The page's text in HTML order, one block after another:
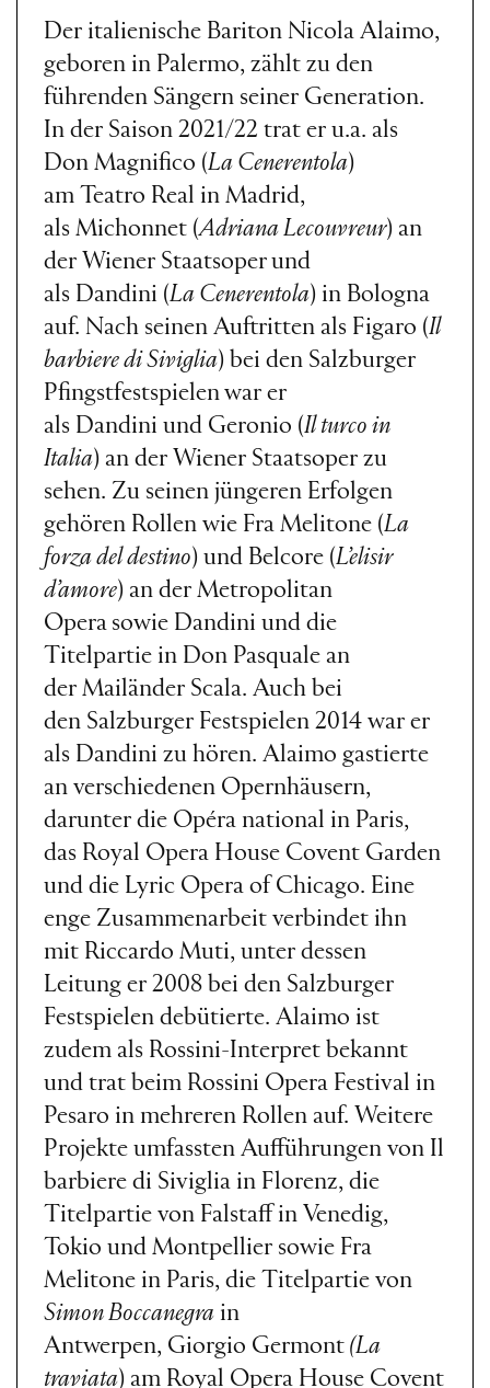
Der italienische Bariton Nicola Alaimo,
geboren in Palermo, zählt zu den
führenden Sängern seiner Generation.
In der Saison 2021/22 trat er u.a. als
Don Magnifico (La Cenerentola)
am Teatro Real in Madrid,
als Michonnet (Adriana Lecouvreur) an
der Wiener Staatsoperund
als Dandini (La Cenerentola) in Bologna
auf. Nach seinen Auftritten als Figaro (Il
barbiere di Siviglia) bei den Salzburger
Pfingstfestspielenwar er
als Dandini und Geronio (Il turco in
Italia) an der Wiener Staatsoper zu
sehen. Zu seinen jüngeren Erfolgen
gehören Rollen wie Fra Melitone (La
forza del destino) und Belcore (L’elisir
d’amore) an der Metropolitan
Opera sowie Dandini und die
Titelpartie in Don Pasquale an
der Mailänder Scala. Auch bei
den Salzburger Festspielen 2014 war er
als Dandini zu hören. Alaimo gastierte
an verschiedenen Opernhäusern,
darunter die Opéra national in Paris,
das Royal Opera House Covent Garden
und die Lyric Opera of Chicago. Eine
enge Zusammenarbeit verbindet ihn
mit Riccardo Muti, unter dessen
Leitung er 2008 bei den Salzburger
Festspielen debütierte. Alaimo ist
zudem als Rossini-Interpret bekannt
und trat beim Rossini Opera Festival in
Pesaro in mehreren Rollen auf. Weitere
Projekte umfassten Aufführungen von Il
barbiere di Siviglia in Florenz, die
Titelpartie von Falstaff in Venedig,
Tokio und Montpellier sowie Fra
Melitone in Paris, die Titelpartie von
Simon Boccanegra in
Antwerpen, Giorgio Germont (La
traviata) am Royal Opera House Covent